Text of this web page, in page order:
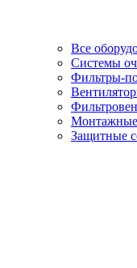
Все
Системы
Фильтры-
Монтажные
Защитные